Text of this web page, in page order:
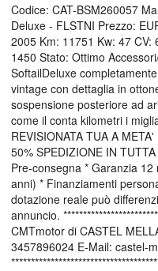
Codice: CAT-BSM260057
Deluxe - FLSTNI Prezzo:
2005 Km: 11751 Kw: 47 CV:
1450 Stato: Ottimo
SoftailDeluxe
vintage con dettaglia in
sospensione posteriore ad
come il conta kilometri i
REVISIONATA TUA A
50% SPEDIZIONE IN
Pre-consegna * Garanzia
anni) * Finanziamenti
dotazione reale può
annuncio.
CMTmotor di CASTEL
3457896024 E-Mail: castel-